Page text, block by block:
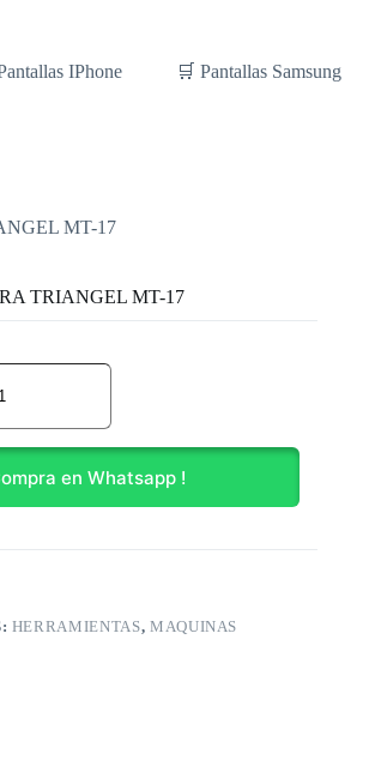
IPhone 🛒 Pantallas Samsung
MT-17
TRIANGEL MT-17
en Whatsapp !
HERRAMIENTAS, MAQUINAS